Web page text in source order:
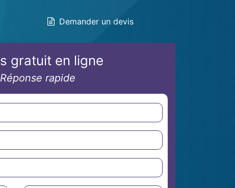
Demander un devis
gratuit en ligne
Réponse rapide